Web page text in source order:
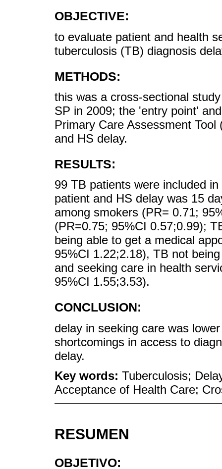
OBJECTIVE:
to evaluate patient and health
tuberculosis (TB) diagnosis
METHODS:
this was a cross-sectional
SP in 2009; the 'entry point'
Primary Care Assessment
and HS delay.
RESULTS:
99 TB patients were included
patient and HS delay was 15
among smokers (PR= 0.71;
(PR=0.75; 95%CI 0.57;0.99);
being able to get a medical
95%CI 1.22;2.18), TB not
and seeking care in health
95%CI 1.55;3.53).
CONCLUSION:
delay in seeking care was
shortcomings in access to
delay.
Key words: Tuberculosis;
Acceptance of Health Care;
RESUMEN
OBJETIVO: